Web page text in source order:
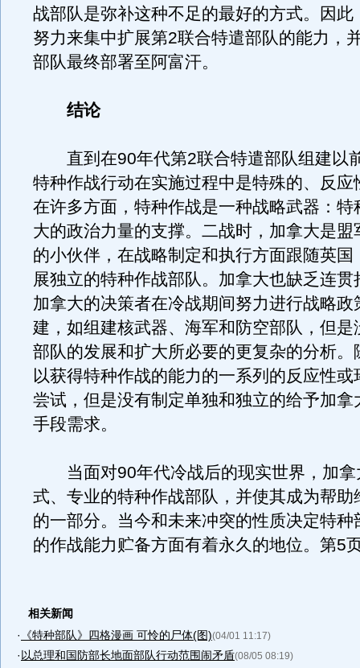
战部队是弥补这种不足的最好的方式。因此
努力来集中扩展第2联合特遣部队的能力，
部队最终部署至阿富汗。
结论
直到在90年代第2联合特遣部队组建以
特种作战行动在实施过程中是特殊的、反应
在许多方面，特种作战是一种战略武器：特
大的政治力量的支撑。二战时，加拿大是盟
的小伙伴，在战略制定和执行方面跟随英国
展独立的特种作战部队。加拿大也缺乏连贯
加拿大的决策者在冷战期间努力进行战略政
建，如组建核武器、海军和防空部队，但是
部队的发展和扩大所必要的更复杂的分析。
以获得特种作战的能力的一系列的反应性或
尝试，但是没有制定单独和独立的给予加拿
手段需求。
当面对90年代冷战后的现实世界，加拿
式、专业的特种作战部队，并使其成为帮助
的一部分。当今和未来冲突的性质决定特种
的作战能力贮备方面有着永久的地位。第5
相关新闻
·
《特种部队》四格漫画 可怜的尸体(图)(04/01 11:17)
· 以总理和国防部长地面部队行动范围闹矛盾(08/05 08:19)